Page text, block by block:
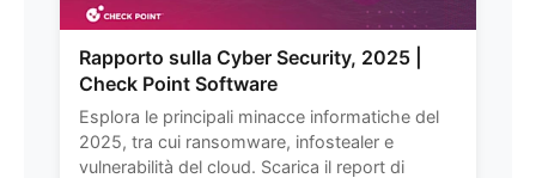
Rapporto sulla Cyber Security, 2025 |
Check Point Software
Esplora le principali minacce informatiche del
2025, tra cui ransomware, infostealer e
vulnerabilità del cloud. Scarica il report di